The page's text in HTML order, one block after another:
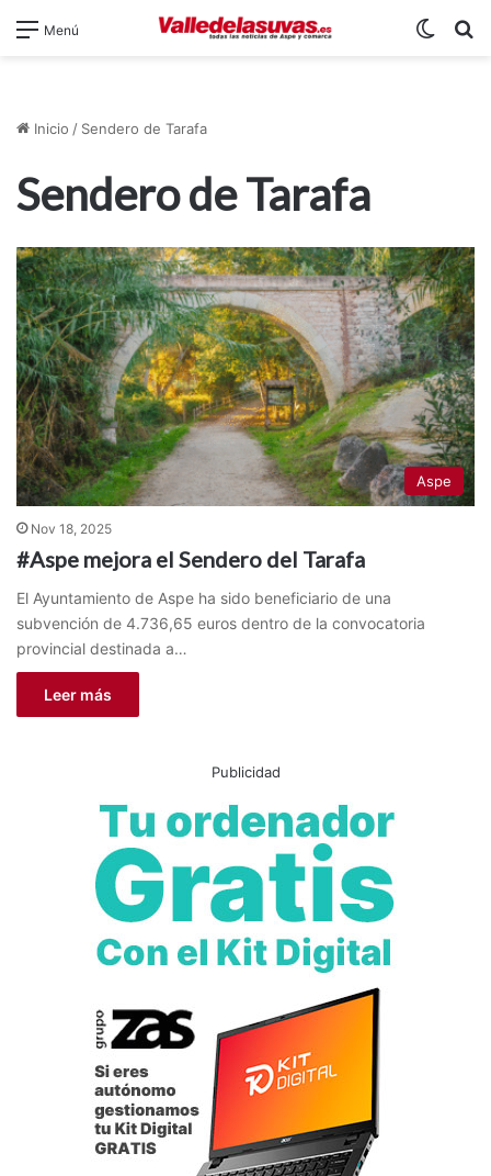
Menú
Inicio / Sendero de Tarafa
Sendero de Tarafa
Aspe
Nov 18, 2025
#Aspe mejora el Sendero del Tarafa
El Ayuntamiento de Aspe ha sido beneficiario de una
subvención de 4.736,65 euros dentro de la convocatoria
provincial destinada a…
Leer más
Publicidad